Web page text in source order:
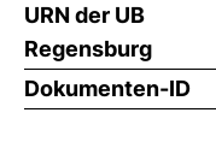
URN der UB
Regensburg
Dokumenten-ID